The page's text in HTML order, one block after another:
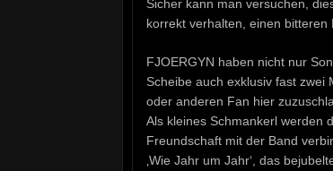
Sicher kann man versuchen,
korrekt verhalten, einen bitteren
FJOERGYN haben nicht nur
Scheibe auch exklusiv fast
oder anderen Fan hier
Als kleines Schmankerl werden
Freundschaft mit der Band
‚Wie Jahr um Jahr‘, das